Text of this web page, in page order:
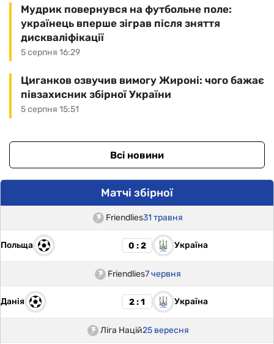
5 серпня 16:29
Мудрик повернувся на футбольне поле:
українець вперше зіграв після зняття
дискваліфікації
5 серпня 15:51
Циганков озвучив вимогу Жироні: чого бажає
півзахисник збірної України
Всі новини
Матчі збірної
Friendlies31 травня
Польща 0 : 2 Україна
Friendlies7 червня
Данія 2 : 1 Україна
Ліга Націй25 вересня